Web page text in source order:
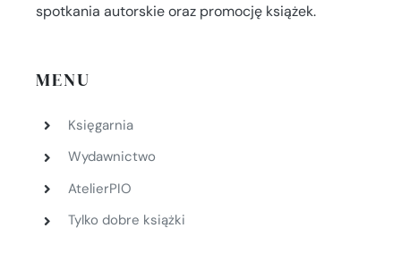
spotkania autorskie oraz promocję książek.
MENU
Księgarnia
Wydawnictwo
AtelierPIO
Tylko dobre książki